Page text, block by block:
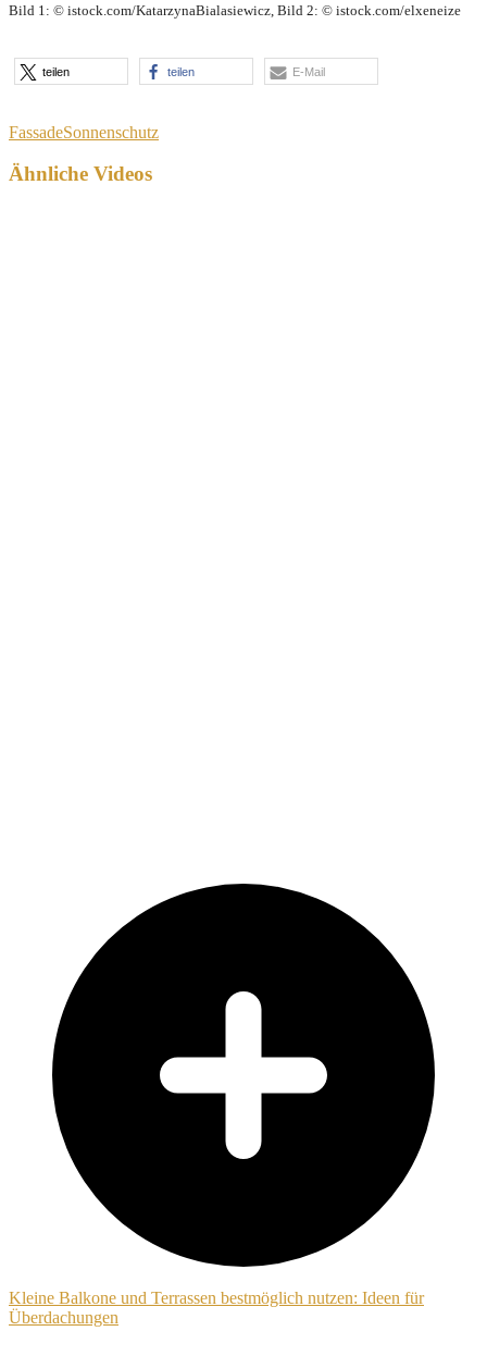
Bild 1: © istock.com/KatarzynaBialasiewicz, Bild 2: © istock.com/elxeneize
teilen teilen E-Mail
FassadeSonnenschutz
Ähnliche Videos
Kleine Balkone und Terrassen bestmöglich nutzen: Ideen für
Überdachungen